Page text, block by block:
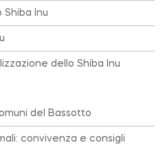
Inu
dello Shiba Inu
del Bassotto
convivenza e consigli